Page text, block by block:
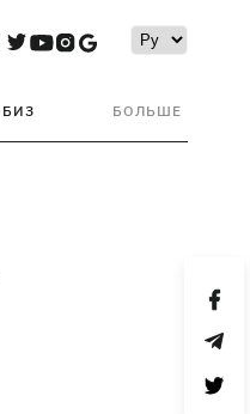
БОЛЬШЕ